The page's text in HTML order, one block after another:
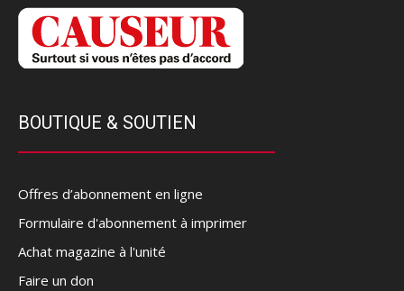
BOUTIQUE & SOUTIEN
Offres d’abonnement en ligne
Formulaire d'abonnement à imprimer
Achat magazine à l'unité
Faire un don